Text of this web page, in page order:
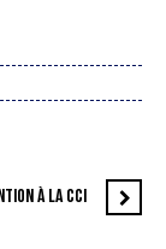
À LA CCI